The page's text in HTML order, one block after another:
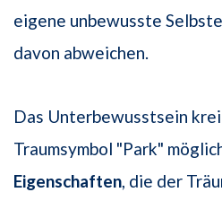
eigene unbewusste
davon abweichen.
Das Unterbewusstsein
Traumsymbol "Park"
Eigenschaften, die der